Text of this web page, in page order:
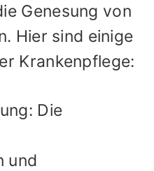
Genesung von
Hier sind einige
Krankenpflege:
Die
und